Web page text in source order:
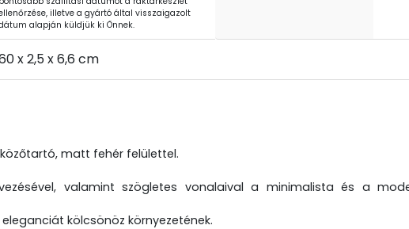
illetve a gyártó által visszaigazolt
alapján küldjük ki Önnek.
x 2,5 x 6,6 cm
matt fehér felülettel.
valamint szögletes vonalaival a minimalista és a
kölcsönöz környezetének.